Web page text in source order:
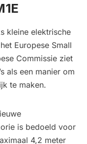
kleine elektrische
Europese Small
Commissie ziet
als een manier om
te maken.
is bedoeld voor
4,2 meter